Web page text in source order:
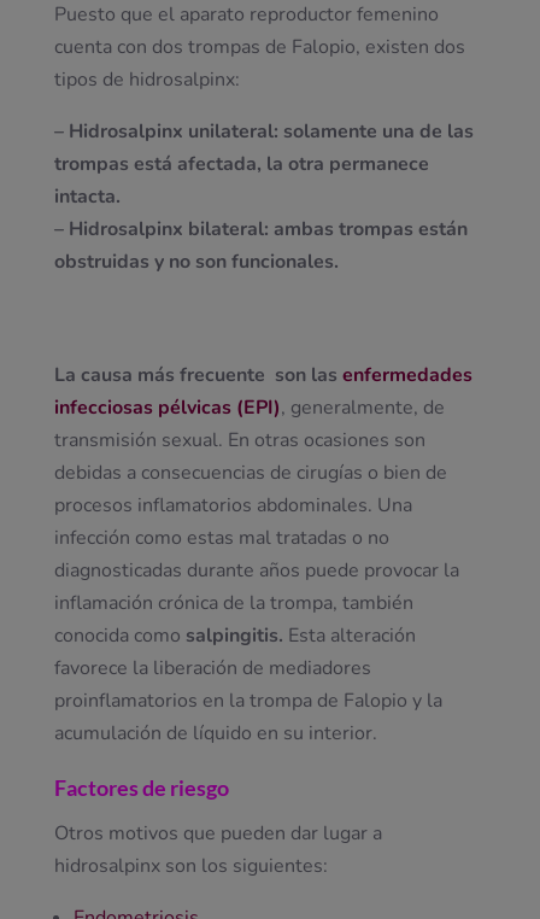
Puesto que el aparato reproductor femenino
cuenta con dos trompas de Falopio, existen dos
tipos de hidrosalpinx:
– Hidrosalpinx unilateral: solamente una de las
trompas está afectada, la otra permanece
intacta.
– Hidrosalpinx bilateral: ambas trompas están
obstruidas y no son funcionales.
La causa más frecuente son las enfermedades
infecciosas pélvicas (EPI), generalmente, de
transmisión sexual. En otras ocasiones son
debidas a consecuencias de cirugías o bien de
procesos inflamatorios abdominales. Una
infección como estas mal tratadas o no
diagnosticadas durante años puede provocar la
inflamación crónica de la trompa, también
conocida como salpingitis. Esta alteración
favorece la liberación de mediadores
proinflamatorios en la trompa de Falopio y la
acumulación de líquido en su interior.
Factores de riesgo
Otros motivos que pueden dar lugar a
hidrosalpinx son los siguientes: